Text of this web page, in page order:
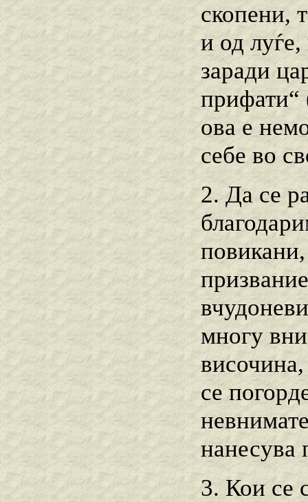
скопени,
и од
заради
прифати“
ова е
себе во
2. Да се
многу
се
нанесува
3. Кои се